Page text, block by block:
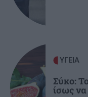
ΥΓΕΙΑ
Σύκο:
ίσως